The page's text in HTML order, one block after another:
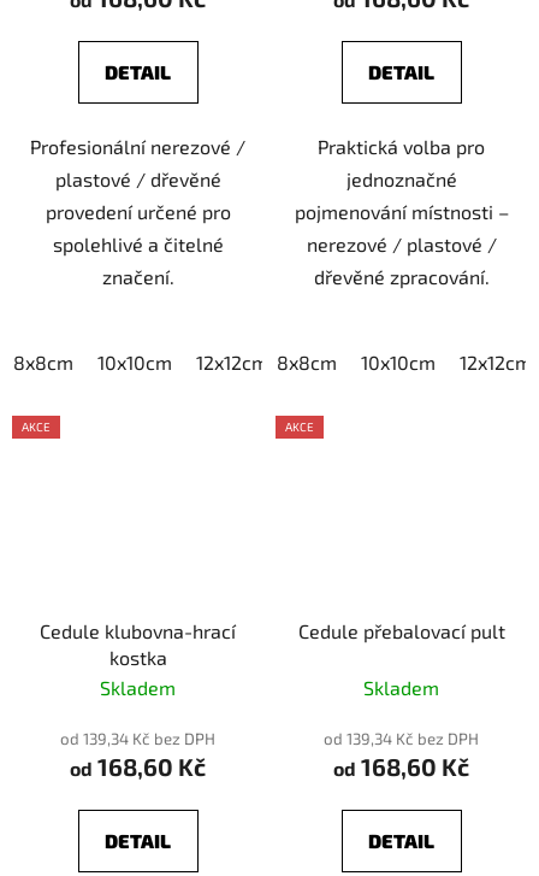
DETAIL
Profesionální nerezové /
plastové / dřevěné
provedení určené pro
spolehlivé a čitelné
značení.
8x8cm 10x10cm 12x12cm 15x15cm 20x20cm
DETAIL
Praktická volba pro
jednoznačné
pojmenování místnosti –
nerezové / plastové /
dřevěné zpracování.
8x8cm 10x10cm 12x12cm
AKCE
Cedule klubovna-hrací
kostka
Skladem
od 139,34 Kč bez DPH
od 168,60 Kč
DETAIL
AKCE
Cedule přebalovací pult
Skladem
od 139,34 Kč bez DPH
od 168,60 Kč
DETAIL